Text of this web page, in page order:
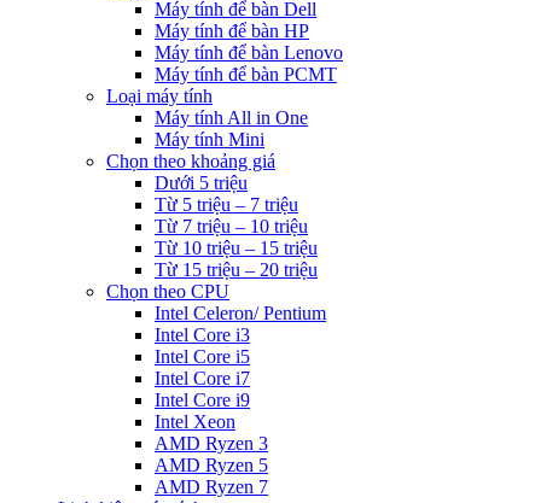
Máy tính để bàn Dell
Máy tính để bàn HP
Máy tính để bàn Lenovo
Máy tính để bàn PCMT
Loại máy tính
Máy tính All in One
Máy tính Mini
Chọn theo khoảng giá
Dưới 5 triệu
Từ 5 triệu – 7 triệu
Từ 7 triệu – 10 triệu
Từ 10 triệu – 15 triệu
Từ 15 triệu – 20 triệu
Chọn theo CPU
Intel Celeron/ Pentium
Intel Core i3
Intel Core i5
Intel Core i7
Intel Core i9
Intel Xeon
AMD Ryzen 3
AMD Ryzen 5
AMD Ryzen 7